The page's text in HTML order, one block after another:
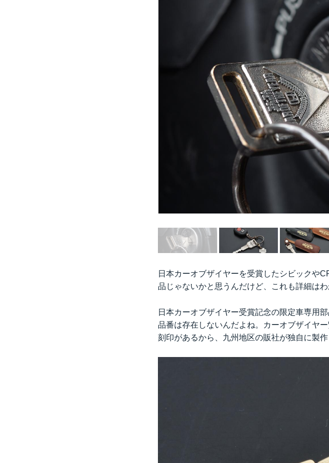
日本カーオブザイヤーを受賞したシビックや
品じゃないかと思うんだけど、これも詳細はわ
日本カーオブザイヤー受賞記念の限定車専用
品番は存在しないんだよね。カーオブザイヤ
刻印があるから、九州地区の販社が独自に製作